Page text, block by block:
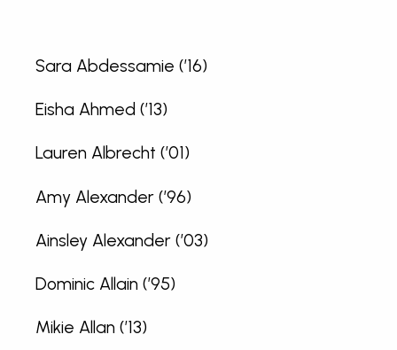
Sara Abdessamie (’16)
Eisha Ahmed (’13)
Lauren Albrecht (’01)
Amy Alexander (’96)
Ainsley Alexander (’03)
Dominic Allain (’95)
Mikie Allan (’13)